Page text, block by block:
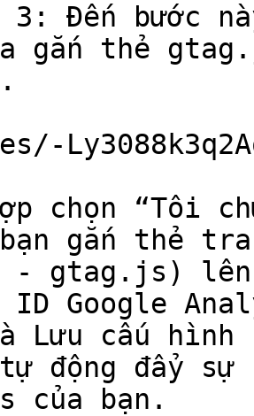
3: Đến bước
gắn thẻ
chọn “Tôi
gắn thẻ
gtag.js) lên
ID Google
à Lưu cấu
tự động đẩy
của bạn.